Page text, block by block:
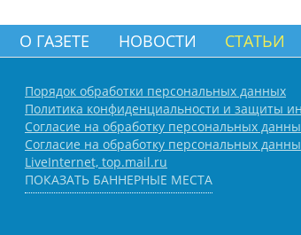
О ГАЗЕТЕ НОВОСТИ СТАТЬИ
Порядок обработки персональных данных
Политика конфиденциальности и защиты
Согласие на обработку персональных
Согласие на обработку персональных
LiveInternet, top.mail.ru
ПОКАЗАТЬ БАННЕРНЫЕ МЕСТА